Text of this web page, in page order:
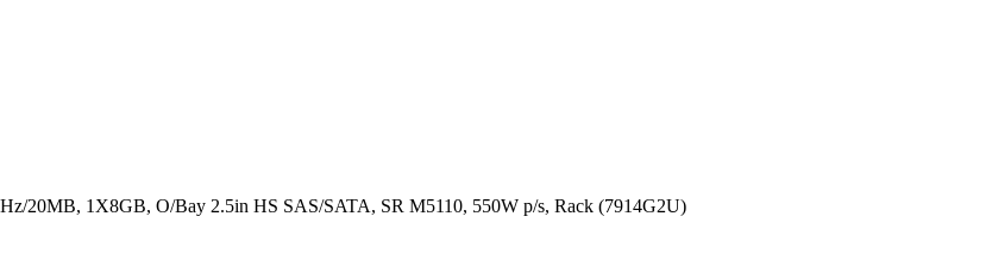
20MB, 1X8GB, O/Bay 2.5in HS SAS/SATA, SR M5110, 550W p/s, Rack (7914G2U)